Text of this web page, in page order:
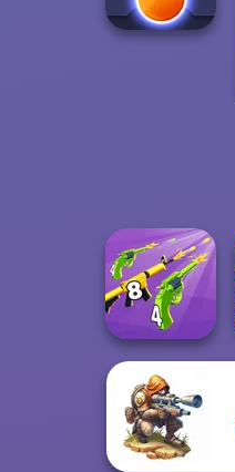
Merge 2048 Gun
Rush